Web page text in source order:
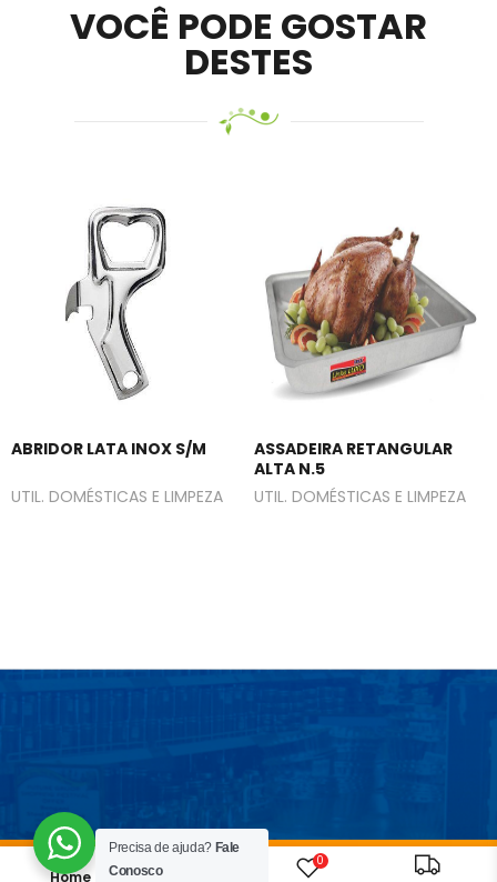
Home
0
VOCÊ PODE GOSTAR
DESTES
ABRIDOR LATA INOX S/M
UTIL. DOMÉSTICAS E LIMPEZA
ASSADEIRA RETANGULAR
ALTA N.5
UTIL. DOMÉSTICAS E LIMPEZA
Precisa de ajuda? Fale
Conosco